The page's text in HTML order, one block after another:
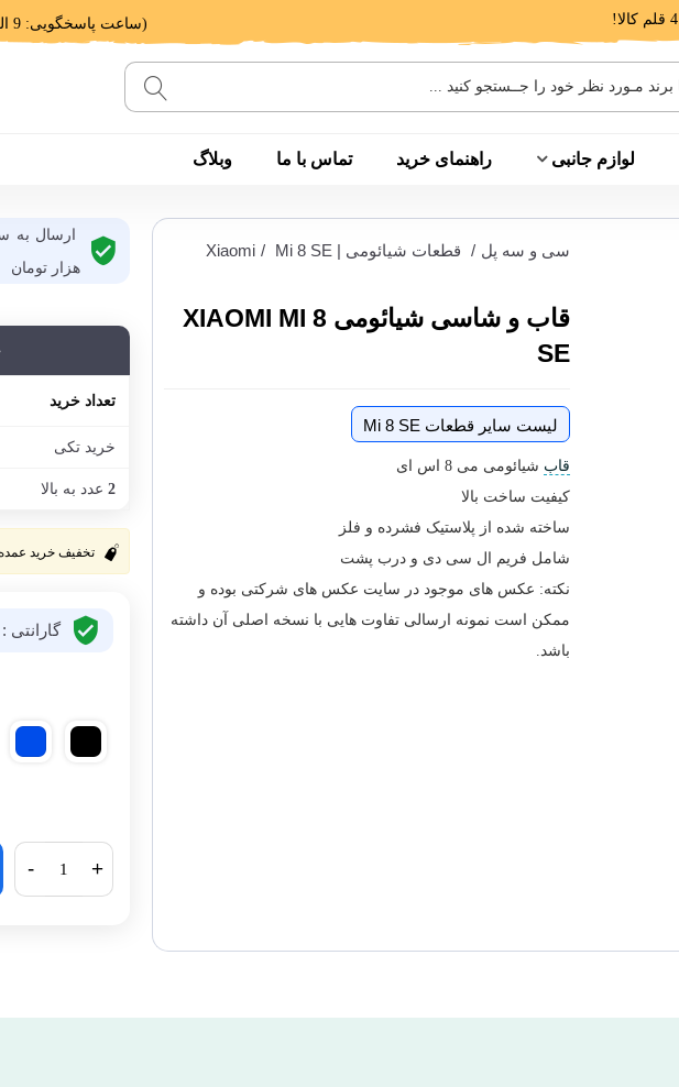
(ساعت پاسخگویی: 9 الی 14 - 17 الی 20)
لوازم جانبی راهنمای خرید تماس با ما وبلاگ
سی و سه پل / قطعات شیائومی | Xiaomi / Mi 8 SE
قاب و شاسی شیائومی XIAOMI MI 8
SE
لیست سایر قطعات Mi 8 SE
قاب شیائومی می 8 اس ای
کیفیت ساخت بالا
ساخته شده از پلاستیک فشرده و فلز
شامل فریم ال سی دی و درب پشت
نکته: عکس های موجود در سایت عکس های شرکتی بوده و
ممکن است نمونه ارسالی تفاوت هایی با نسخه اصلی آن داشته
باشد.
هزار تومان
تعداد خرید
خرید تکی
2عدد به بالا
تخفیف خرید
- +